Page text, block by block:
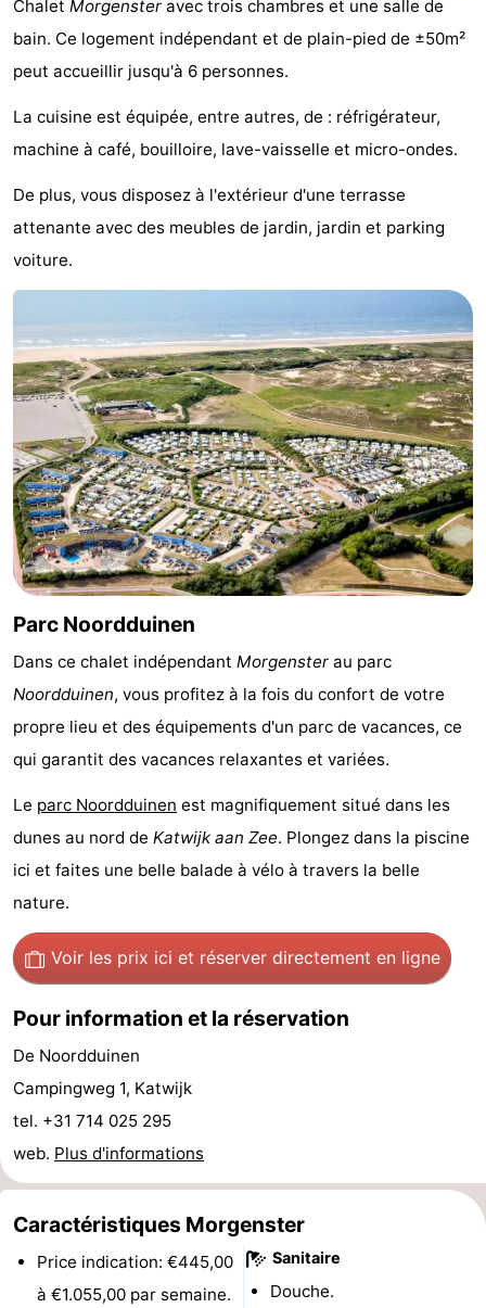
Noordduinen
Duinrell
Hôtels
Last
minutes
Plages
et
faire
Lieux
d'intérêt
-
Musées
Monuments
-
de
vue
Attractions
-
Croisières
-
Terrains
de
jeux
-
Aires
de
intérieures
-
Experiences
Centres
bien-
être
&
villes
Nature
Sports
Piscines
-
Faire
vélo
-
Équitation
-
Terrains
de
-
Surfen
-
Événements
Chalet Morgenster avec trois chambres et une salle de
bain. Ce logement indépendant et de plain-pied de ±50m²
peut accueillir jusqu'à 6 personnes.
La cuisine est équipée, entre autres, de : réfrigérateur,
machine à café, bouilloire, lave-vaisselle et micro-ondes.
De plus, vous disposez à l'extérieur d'une terrasse
attenante avec des meubles de jardin, jardin et parking
voiture.
Parc Noordduinen
Dans ce chalet indépendant Morgenster au parc
Noordduinen, vous profitez à la fois du confort de votre
propre lieu et des équipements d'un parc de vacances, ce
qui garantit des vacances relaxantes et variées.
Le parc Noordduinen est magnifiquement situé dans les
dunes au nord de Katwijk aan Zee. Plongez dans la piscine
ici et faites une belle balade à vélo à travers la belle
nature.
Voir les prix ici et réserver directement en ligne
Pour information et la réservation
De Noordduinen
Campingweg 1, Katwijk
tel. +31 714 025 295
web. Plus d'informations
Caractéristiques Morgenster
Price indication: €445,00
à €1.055,00 par semaine.
Sanitaire
Douche.